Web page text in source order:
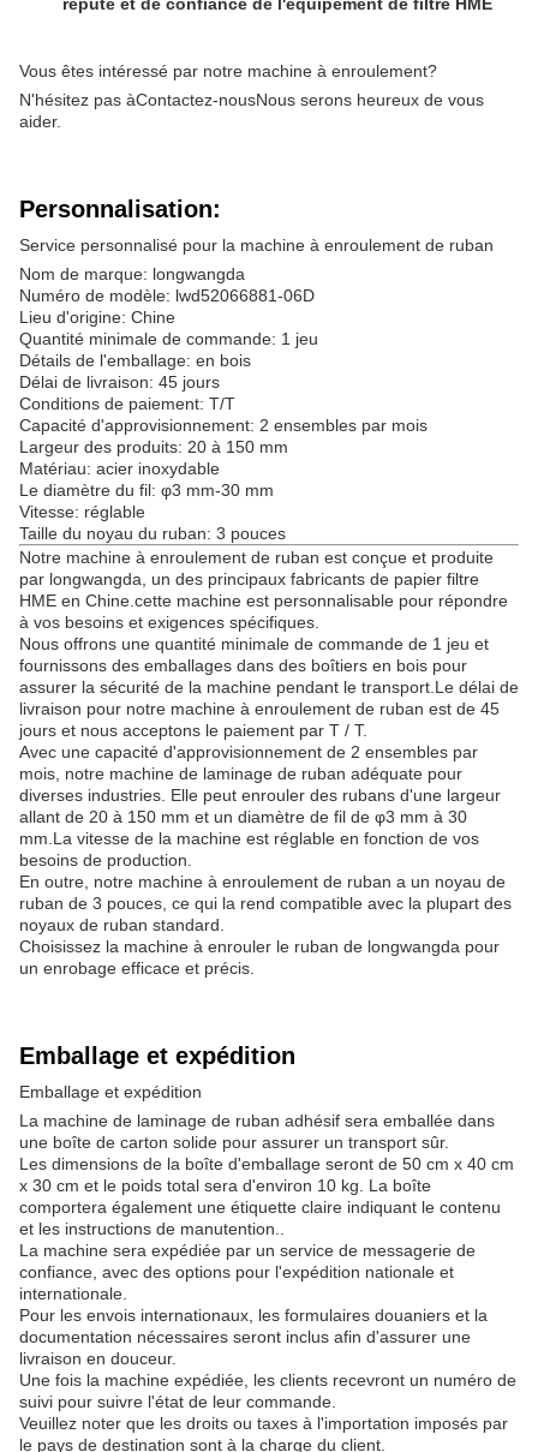
Vous êtes intéressé par notre machine à enroulement?
N'hésitez pas àContactez-nousNous serons heureux de vous
aider.
Personnalisation:
Service personnalisé pour la machine à enroulement de ruban
Nom de marque: longwangda
Numéro de modèle: lwd52066881-06D
Lieu d'origine: Chine
Quantité minimale de commande: 1 jeu
Détails de l'emballage: en bois
Délai de livraison: 45 jours
Conditions de paiement: T/T
Capacité d'approvisionnement: 2 ensembles par mois
Largeur des produits: 20 à 150 mm
Matériau: acier inoxydable
Le diamètre du fil: φ3 mm-30 mm
Vitesse: réglable
Taille du noyau du ruban: 3 pouces
Notre machine à enroulement de ruban est conçue et produite
par longwangda, un des principaux fabricants de papier filtre
HME en Chine.cette machine est personnalisable pour répondre
à vos besoins et exigences spécifiques.
Nous offrons une quantité minimale de commande de 1 jeu et
fournissons des emballages dans des boîtiers en bois pour
assurer la sécurité de la machine pendant le transport.Le délai de
livraison pour notre machine à enroulement de ruban est de 45
jours et nous acceptons le paiement par T / T.
Avec une capacité d'approvisionnement de 2 ensembles par
mois, notre machine de laminage de ruban adéquate pour
diverses industries. Elle peut enrouler des rubans d'une largeur
allant de 20 à 150 mm et un diamètre de fil de φ3 mm à 30
mm.La vitesse de la machine est réglable en fonction de vos
besoins de production.
En outre, notre machine à enroulement de ruban a un noyau de
ruban de 3 pouces, ce qui la rend compatible avec la plupart des
noyaux de ruban standard.
Choisissez la machine à enrouler le ruban de longwangda pour
un enrobage efficace et précis.
Emballage et expédition
Emballage et expédition
La machine de laminage de ruban adhésif sera emballée dans
une boîte de carton solide pour assurer un transport sûr.
Les dimensions de la boîte d'emballage seront de 50 cm x 40 cm
x 30 cm et le poids total sera d'environ 10 kg. La boîte
comportera également une étiquette claire indiquant le contenu
et les instructions de manutention..
La machine sera expédiée par un service de messagerie de
confiance, avec des options pour l'expédition nationale et
internationale.
Pour les envois internationaux, les formulaires douaniers et la
documentation nécessaires seront inclus afin d'assurer une
livraison en douceur.
Une fois la machine expédiée, les clients recevront un numéro de
suivi pour suivre l'état de leur commande.
Veuillez noter que les droits ou taxes à l'importation imposés par
le pays de destination sont à la charge du client.